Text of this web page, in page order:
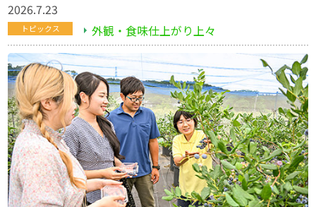
2026.7.23
トピックス 外観・食味仕上がり上々